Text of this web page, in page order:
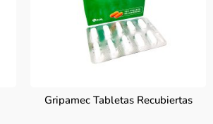
Gripamec Tabletas Recubiertas